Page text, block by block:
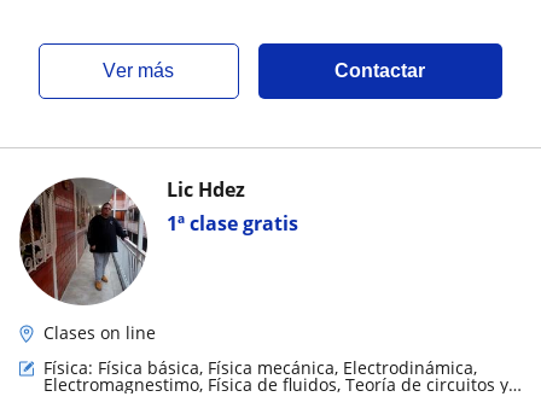
ver más Contactar
1ª clase gratis
Lic Hdez
Clases on line
Física: Física básica, Física mecánica, Electrodinámica,
Electromagnestimo, Física de fluidos, Teoría de circuitos y
electrónica, Termodinámica